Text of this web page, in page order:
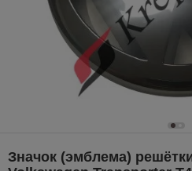
Значок (эмблема)